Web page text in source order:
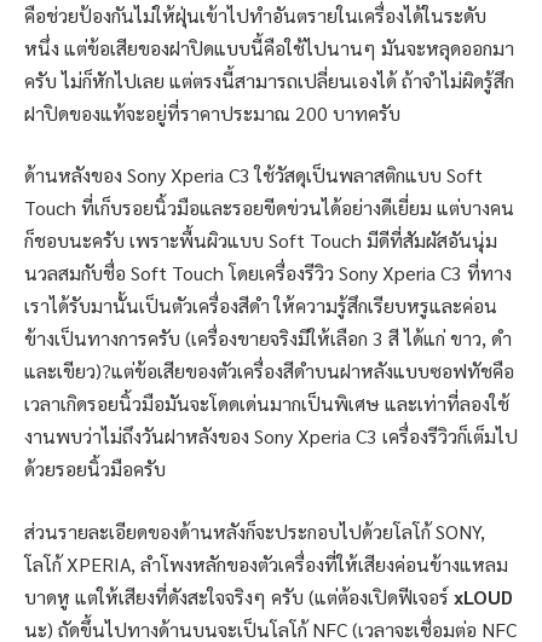
คือช่วยป้องกันไม่ให้ฝุ่นเข้าไปทำอันตรายในเครื่องได้ในระดับ
หนึ่ง แต่ข้อเสียของฝาปิดแบบนี้คือใช้ไปนานๆ มันจะหลุดออกมา
ครับ ไม่ก็หักไปเลย แต่ตรงนี้สามารถเปลี่ยนเองได้ ถ้าจำไม่ผิดรู้สึก
ฝาปิดของแท้จะอยู่ที่ราคาประมาณ 200 บาทครับ
ด้านหลังของ Sony Xperia C3 ใช้วัสดุเป็นพลาสติกแบบ Soft
Touch ที่เก็บรอยนิ้วมือและรอยขีดข่วนได้อย่างดีเยี่ยม แต่บางคน
ก็ชอบนะครับ เพราะพื้นผิวแบบ Soft Touch มีดีที่สัมผัสอันนุ่ม
นวลสมกับชื่อ Soft Touch โดยเครื่องรีวิว Sony Xperia C3 ที่ทาง
เราได้รับมานั้นเป็นตัวเครื่องสีดำ ให้ความรู้สึกเรียบหรูและค่อน
ข้างเป็นทางการครับ (เครื่องขายจริงมีให้เลือก 3 สี ได้แก่ ขาว, ดำ
และเขียว)?แต่ข้อเสียของตัวเครื่องสีดำบนฝาหลังแบบซอฟทัชคือ
เวลาเกิดรอยนิ้วมือมันจะโดดเด่นมากเป็นพิเศษ และเท่าที่ลองใช้
งานพบว่าไม่ถึงวันฝาหลังของ Sony Xperia C3 เครื่องรีวิวก็เต็มไป
ด้วยรอยนิ้วมือครับ
ส่วนรายละเอียดของด้านหลังก็จะประกอบไปด้วยโลโก้ SONY,
โลโก้ XPERIA, ลำโพงหลักของตัวเครื่องที่ให้เสียงค่อนข้างแหลม
บาดหู แต่ให้เสียงที่ดังสะใจจริงๆ ครับ (แต่ต้องเปิดฟีเจอร์xLOUD
นะ) ถัดขึ้นไปทางด้านบนจะเป็นโลโก้ NFC (เวลาจะเชื่อมต่อ NFC